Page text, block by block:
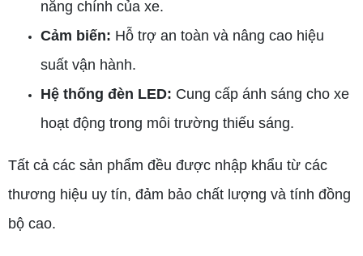
năng chính của xe.
Cảm biến: Hỗ trợ an toàn và nâng cao hiệu
suất vận hành.
Hệ thống đèn LED: Cung cấp ánh sáng cho xe
hoạt động trong môi trường thiếu sáng.
Tất cả các sản phẩm đều được nhập khẩu từ các
thương hiệu uy tín, đảm bảo chất lượng và tính đồng
bộ cao.